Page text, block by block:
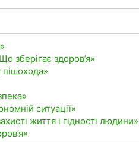
зберігає здоров’я»
пішохода»
ситуації»
життя і гідності людини»